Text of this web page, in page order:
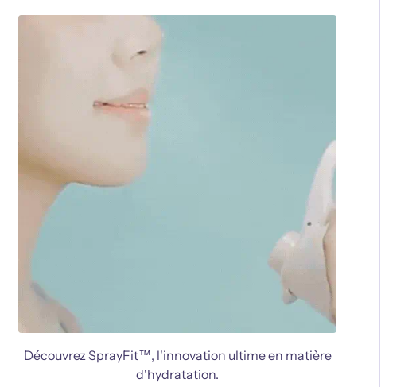
Découvrez SprayFit™, l'innovation ultime en matière
d'hydratation.